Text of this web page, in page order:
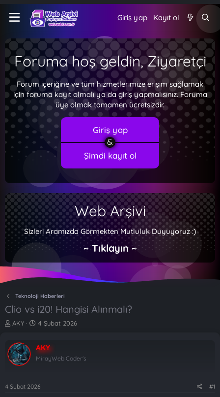
Giriş yap Kayıt ol
Foruma hoş geldin, Ziyaretçi
Forum içeriğine ve tüm hizmetlerimize erişim sağlamak
için foruma kayıt olmalı ya da giriş yapmalısınız. Foruma
üye olmak tamamen ücretsizdir.
Giriş yap
Şimdi kayıt ol
Web Arşivi
Sizleri Aramızda Görmekten Mutluluk Duyuyoruz :)
~ Tıklayın ~
Teknoloji Haberleri
Clio vs i20! Hangisi Alınmalı?
K
b
u
y
b
AKY
B
l
a
ı
4 Şubat 2026
AKY
MirayWeb Coder's
4 Şubat 2026 #1